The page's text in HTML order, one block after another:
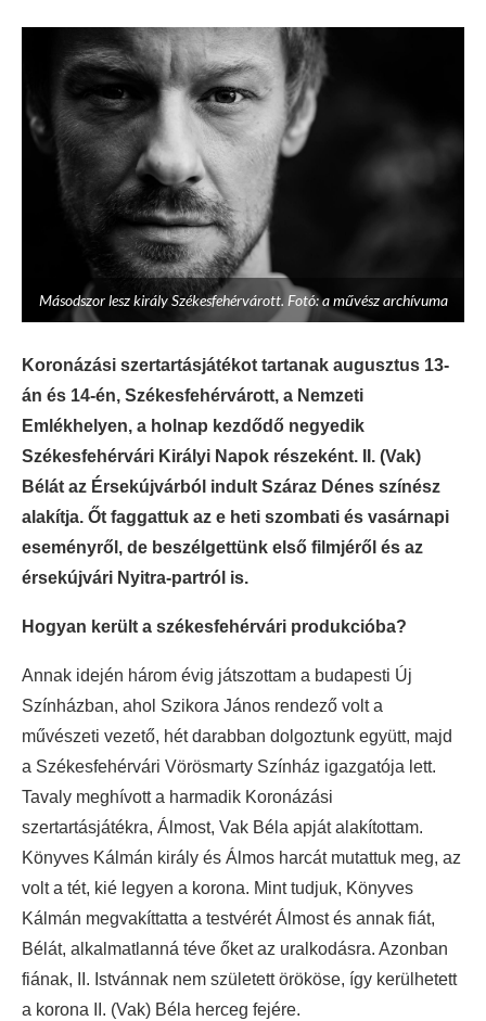
Másodszor lesz király Székesfehérvárott. Fotó: a művész archívuma
Koronázási szertartásjátékot tartanak augusztus 13-
án és 14-én, Székesfehérvárott, a Nemzeti
Emlékhelyen, a holnap kezdődő negyedik
Székesfehérvári Királyi Napok részeként. II. (Vak)
Bélát az Érsekújvárból indult Száraz Dénes színész
alakítja. Őt faggattuk az e heti szombati és vasárnapi
eseményről, de beszélgettünk első filmjéről és az
érsekújvári Nyitra-partról is.
Hogyan került a székesfehérvári produkcióba?
Annak idején három évig játszottam a budapesti Új
Színházban, ahol Szikora János rendező volt a
művészeti vezető, hét darabban dolgoztunk együtt, majd
a Székesfehérvári Vörösmarty Színház igazgatója lett.
Tavaly meghívott a harmadik Koronázási
szertartásjátékra, Álmost, Vak Béla apját alakítottam.
Könyves Kálmán király és Álmos harcát mutattuk meg, az
volt a tét, kié legyen a korona. Mint tudjuk, Könyves
Kálmán megvakíttatta a testvérét Álmost és annak fiát,
Bélát, alkalmatlanná téve őket az uralkodásra. Azonban
fiának, II. Istvánnak nem született örököse, így kerülhetett
a korona II. (Vak) Béla herceg fejére.